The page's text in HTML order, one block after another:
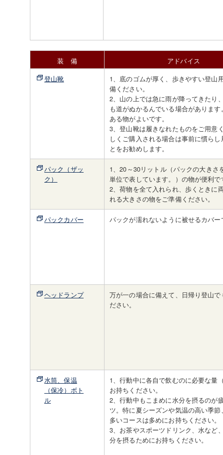
装 備
アドバイス
登山靴
1、底のゴムが厚く、歩きやすい登山
備ください。
2、山の上では急に雨が降ってきたり
も道がぬかるんでいる場合がありま
ある物がよいです。
3、登山靴は履きなれたものをご用意
しくご購入される場合は事前に慣ら
とをお勧めします。
パック（ザッ
ク）
1、20～30リットル（パックの大きさ
単位で表しています。）の物が便利で
2、荷物を全て入れられ、歩くときに
れる大きさの物をご準備ください。
パックカバー パックが濡れないように被せるカバー
ヘッドランプ
万が一の場合に備えて、日帰り登山
ださい。
水筒、保温
（保冷）ボト
ル
1、行動中に各自で飲むのに必要な量
お持ちください。
2、行動中もこまめに水分を摂るのが
ツ。特に夏シーズンや気温の高い季
多いコースは多めにお持ちください。
3、お茶やスポーツドリンク、水など
分を摂るためにお持ちください。